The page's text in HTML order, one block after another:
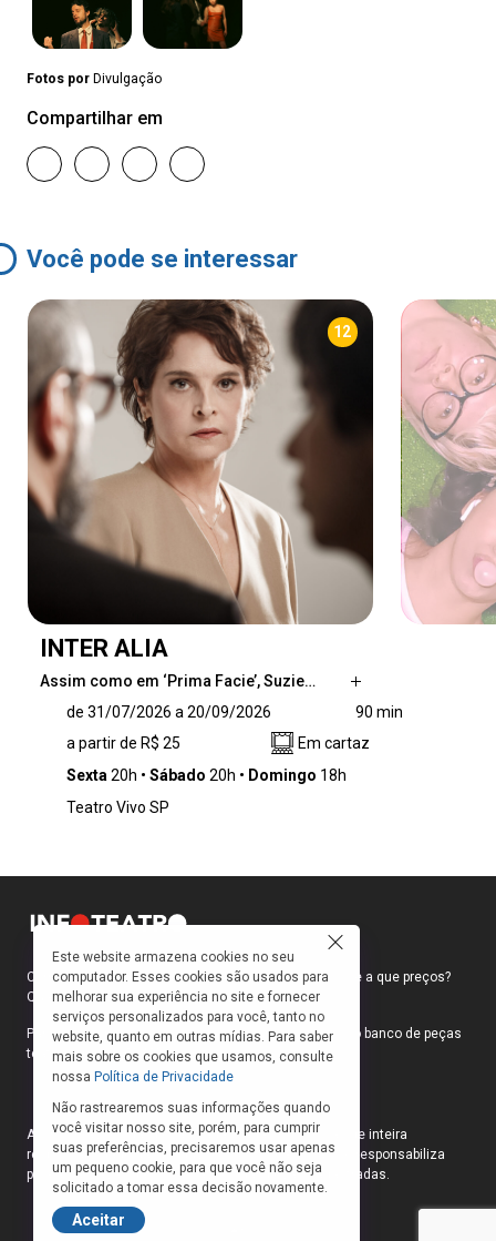
Fotos por Divulgação
Compartilhar em
Você pode se interessar
12
INTER ALIA
Assim como em ‘Prima Facie’, Suzie…
mergulha no universo jurídico para debater
temas como responsabilidade, moral, poder e
os conflitos éticos entre vida pública e privada.
uma juíza ética e profundamente
de 31/07/2026 a 20/09/2026
90 min
a partir de R$ 25
Em cartaz
Sexta 20h Sábado 20h Domingo 18h
Teatro Vivo SP
Como faço para ir ao teatro? Onde compro ingressos e a que preços?
Quais peças estão em cartaz?
Para responder a essas e outras perguntas, criamos o banco de peças
teatrais do INFOTEATRO.
As informações das peças cadastradas no site são de inteira
responsabilidade das produções. O Infoteatro não se responsabiliza
pela atualização das informações das peças cadastradas.
Este website armazena cookies no seu
computador. Esses cookies são usados para
melhorar sua experiência no site e fornecer
serviços personalizados para você, tanto no
website, quanto em outras mídias. Para saber
mais sobre os cookies que usamos, consulte
nossa Política de Privacidade
Não rastrearemos suas informações quando
você visitar nosso site, porém, para cumprir
suas preferências, precisaremos usar apenas
um pequeno cookie, para que você não seja
solicitado a tomar essa decisão novamente.
Aceitar